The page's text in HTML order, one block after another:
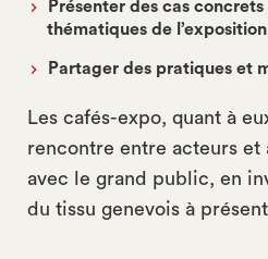
Présenter des cas
thématiques de l’exposition
Partager des pratiques et
Les cafés-expo, quant à
rencontre entre acteurs et
avec le grand public, en
du tissu genevois à